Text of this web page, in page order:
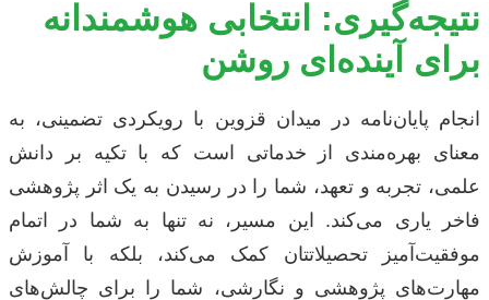
نتیجه‌گیری: انتخابی هوشمندانه
برای آینده‌ای روشن
انجام پایان‌نامه در میدان قزوین با رویکردی تضمینی، به
معنای بهره‌مندی از خدماتی است که با تکیه بر دانش
علمی، تجربه و تعهد، شما را در رسیدن به یک اثر پژوهشی
فاخر یاری می‌کند. این مسیر، نه تنها به شما در اتمام
موفقیت‌آمیز تحصیلاتتان کمک می‌کند، بلکه با آموزش
مهارت‌های پژوهشی و نگارشی، شما را برای چالش‌های